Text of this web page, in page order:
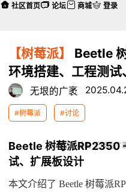
【树莓派】
Beetle
环境搭建、工程测试
无垠的广袤
#树莓派 #讨论
本帖最后由 无垠的
Beetle 树莓派RP2350
试、扩展板设计
本文介绍了 Beetle 树莓派
社区首页 论坛 商城 登录